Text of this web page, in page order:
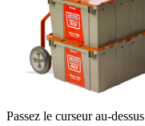
Passez le curseur au-